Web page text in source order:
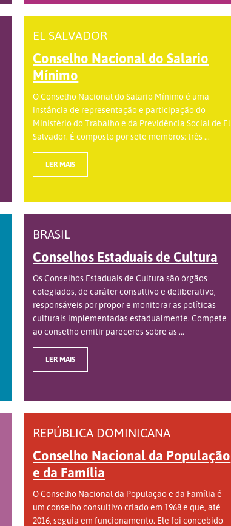
EL SALVADOR
Conselho Nacional do Salario
Mínimo
O Conselho Nacional do Salario Mínimo é uma
instância de representação e participação do
Ministério do Trabalho e da Previdência Social de El
Salvador. É composto por sete membros: três ...
LER MAIS
BRASIL
Conselhos Estaduais de Cultura
Os Conselhos Estaduais de Cultura são órgãos
colegiados, de caráter consultivo e deliberativo,
responsáveis por propor e monitorar as políticas
culturais implementadas estadualmente. Compete
ao conselho emitir pareceres sobre as ...
LER MAIS
REPÚBLICA DOMINICANA
Conselho Nacional da População
e da Família
O Conselho Nacional da População e da Família é
um conselho consultivo criado em 1968 e que, até
2016, seguia em funcionamento. Ele foi concebido